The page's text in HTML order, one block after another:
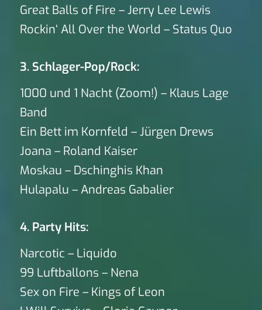
Great Balls of Fire – Jerry Lee Lewis
Rockin‘ All Over the World – Status Quo
3. Schlager-Pop/Rock:
1000 und 1 Nacht (Zoom!) – Klaus Lage
Band
Ein Bett im Kornfeld – Jürgen Drews
Joana – Roland Kaiser
Moskau – Dschinghis Khan
Hulapalu – Andreas Gabalier
4. Party Hits:
Narcotic – Liquido
99 Luftballons – Nena
Sex on Fire – Kings of Leon